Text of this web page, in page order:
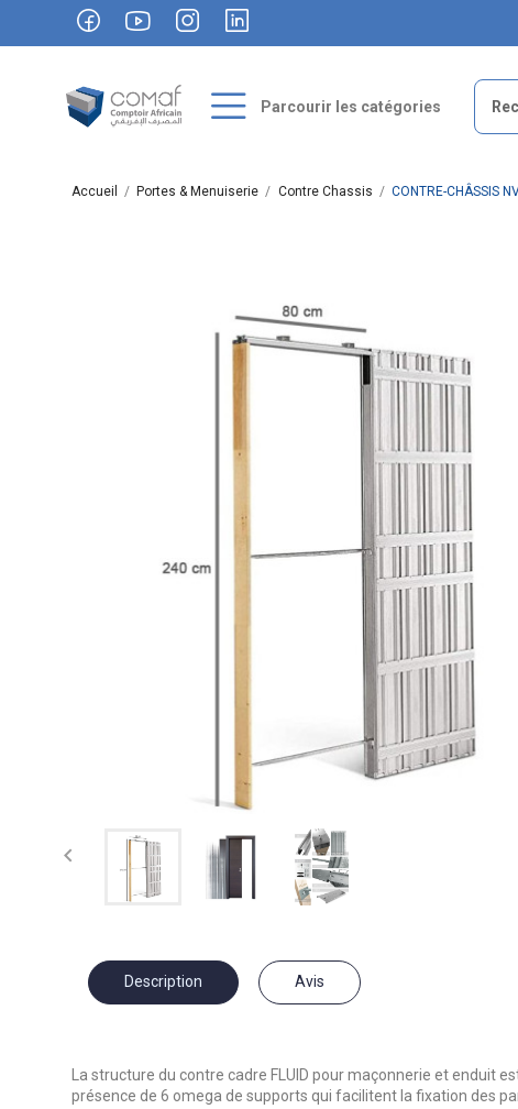
Parcourir les catégories
Accueil Portes & Menuiserie Contre Chassis CONTRE-CHÂSSIS

Description Avis
La structure du contre cadre FLUID pour maçonnerie et enduit
présence de 6 omega de supports qui facilitent la fixation des